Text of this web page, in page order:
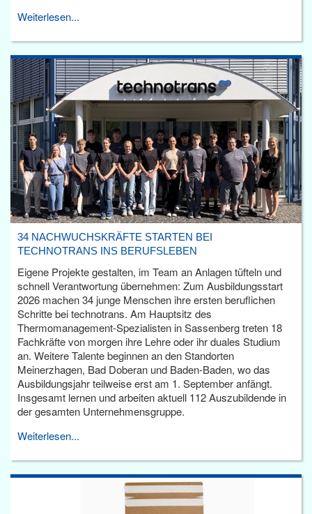
Weiterlesen...
34 NACHWUCHSKRÄFTE STARTEN BEI
TECHNOTRANS INS BERUFSLEBEN
Eigene Projekte gestalten, im Team an Anlagen tüfteln und
schnell Verantwortung übernehmen: Zum Ausbildungsstart
2026 machen 34 junge Menschen ihre ersten beruflichen
Schritte bei technotrans. Am Hauptsitz des
Thermomanagement-Spezialisten in Sassenberg treten 18
Fachkräfte von morgen ihre Lehre oder ihr duales Studium
an. Weitere Talente beginnen an den Standorten
Meinerzhagen, Bad Doberan und Baden-Baden, wo das
Ausbildungsjahr teilweise erst am 1. September anfängt.
Insgesamt lernen und arbeiten aktuell 112 Auszubildende in
der gesamten Unternehmensgruppe.
Weiterlesen...